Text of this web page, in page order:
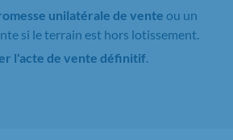
unilatérale de vente ou un
si le terrain est hors lotissement.
l'acte de vente définitif